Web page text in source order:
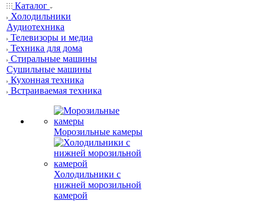
Каталог
Холодильники
Аудиотехника
Телевизоры и медиа
Техника для дома
Стиральные машины
Сушильные машины
Кухонная техника
Встраиваемая техника
Морозильные камеры
Холодильники с
нижней морозильной
камерой